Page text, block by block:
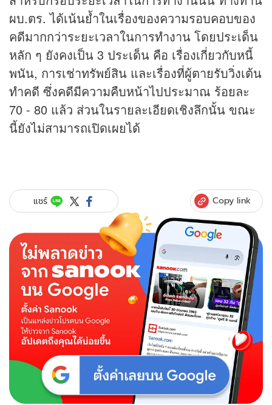
ผบ.ตร. ได้เน้นย้ำในเรื่องของความรอบคอบของ
คดีมากกว่าระยะเวลาในการทำงาน โดยประเด็น
หลัก ๆ ยังคงเป็น 3 ประเด็น คือ เรื่องเกี่ยวกับหนี้
พนัน, การเช่าทรัพย์สิน และเรื่องที่ผู้ตายรับวิ่งเต้น
ทำคดี ซึ่งคดีมีความคืบหน้าไปประมาณ ร้อยละ
70 - 80 แล้ว ส่วนในรายละเอียดเชิงลึกนั้น ขณะ
นี้ยังไม่สามารถเปิดเผยได้
แชร์ Copy link